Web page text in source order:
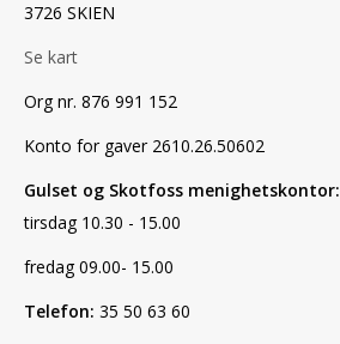
3726 SKIEN
Se kart
Org nr. 876 991 152
Konto for gaver 2610.26.50602
Gulset og Skotfoss menighetskontor:
tirsdag 10.30 - 15.00
fredag 09.00- 15.00
Telefon: 35 50 63 60